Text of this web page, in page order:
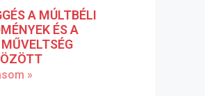
A MÚLTBÉLI
ÉS A
»